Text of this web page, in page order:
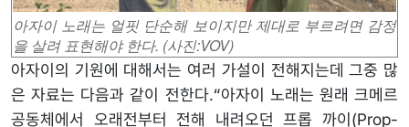
아자이 노래는 얼핏 단순해 보이지만 제대로 부르려면 감정
을 살려 표현해야 한다. (사진:VOV)
아자이의 기원에 대해서는 여러 가설이 전해지는데 그중 많
은 자료는 다음과 같이 전한다.“아자이 노래는 원래 크메르
공동체에서 오래전부터 전해 내려오던 프롭 까이(Prop-